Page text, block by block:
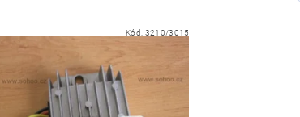
Kód: 3210/3015